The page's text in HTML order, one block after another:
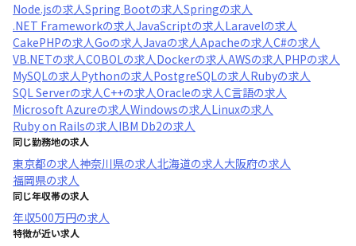
Node.jsの求人Spring Bootの求人Springの求人
.NET Frameworkの求人JavaScriptの求人Laravelの求人
CakePHPの求人Goの求人Javaの求人Apacheの求人C#の求人
VB.NETの求人COBOLの求人Dockerの求人AWSの求人PHPの求人
MySQLの求人Pythonの求人PostgreSQLの求人Rubyの求人
SQL Serverの求人C++の求人Oracleの求人C言語の求人
Microsoft Azureの求人Windowsの求人Linuxの求人
Ruby on Railsの求人IBM Db2の求人
同じ勤務地の求人
東京都の求人神奈川県の求人北海道の求人大阪府の求人
福岡県の求人
同じ年収帯の求人
年収500万円の求人
特徴が近い求人